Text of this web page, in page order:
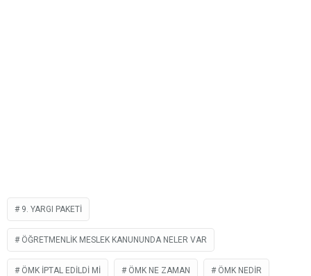
9. YARGI PAKETI
ÖĞRETMENLIK MESLEK KANUNUNDA NELER VAR
ÖMK IPTAL EDILDI MI ÖMK NE ZAMAN ÖMK NEDIR